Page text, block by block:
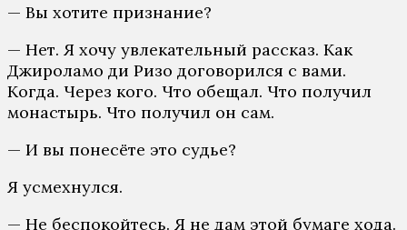
— Вы хотите признание?
— Нет. Я хочу увлекательный рассказ. Как
Джироламо ди Ризо договорился с вами.
Когда. Через кого. Что обещал. Что получил
монастырь. Что получил он сам.
— И вы понесёте это судье?
Я усмехнулся.
— Не беспокойтесь. Я не дам этой бумаге хода.